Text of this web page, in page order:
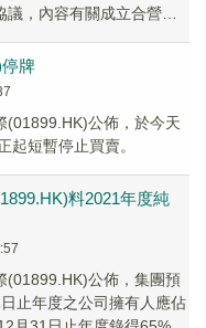
，內容有關成立合營公
牌
(01899.HK)公佈，於今天
起短暫停止買賣。
料2021年度純
(01899.HK)公佈，集團預
止年度之公司擁有人應佔